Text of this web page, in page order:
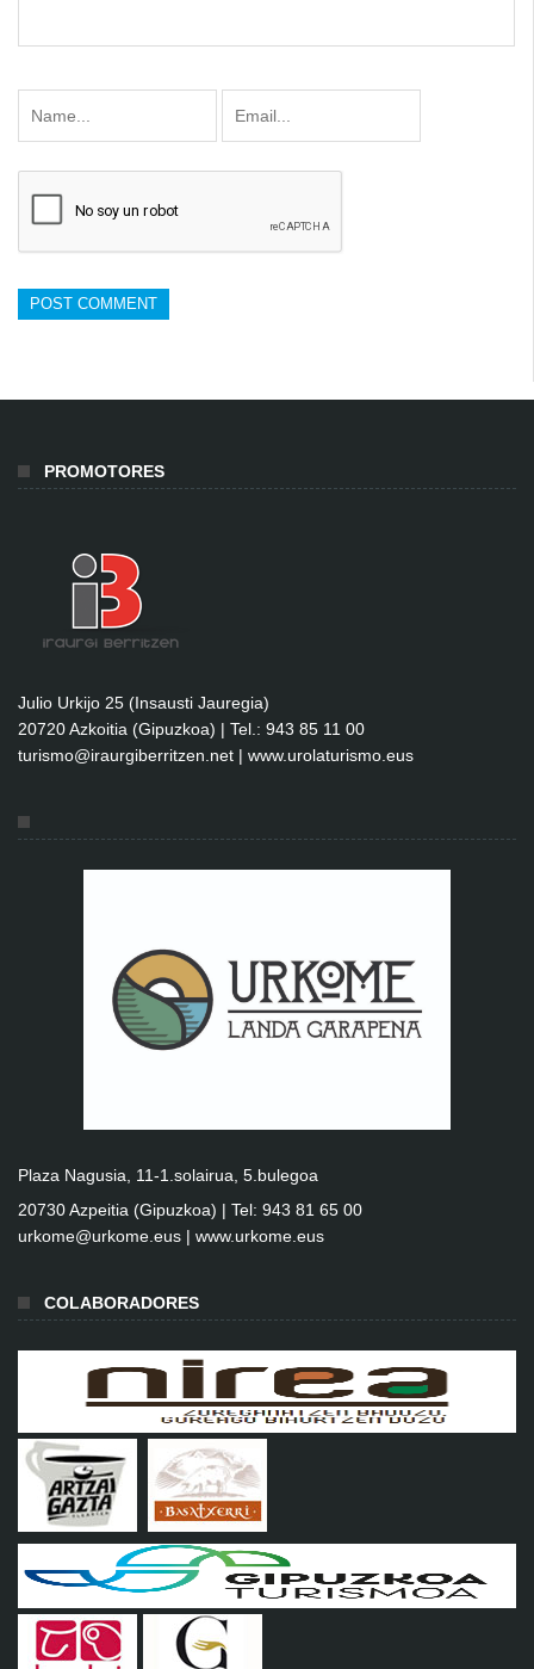
PROMOTORES
Julio Urkijo 25 (Insausti Jauregia)
20720 Azkoitia (Gipuzkoa) | Tel.: 943 85 11 00
turismo@iraurgiberritzen.net | www.urolaturismo.eus
Plaza Nagusia, 11-1.solairua, 5.bulegoa
20730 Azpeitia (Gipuzkoa) | Tel: 943 81 65 00
urkome@urkome.eus | www.urkome.eus
COLABORADORES